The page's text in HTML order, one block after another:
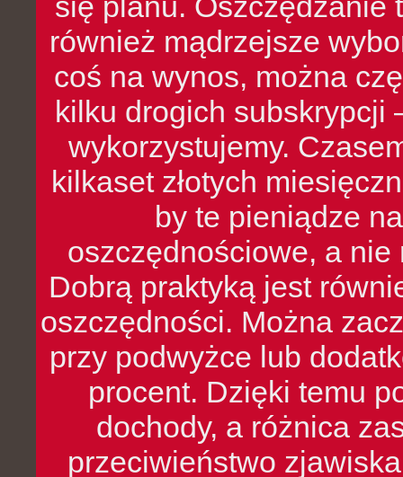
również mądrzejsze
coś na wynos, można
kilku drogich subskrypcji
wykorzystujemy.
kilkaset złotych
by te pieniądze
oszczędnościowe, a nie
Dobrą praktyką jest
oszczędności. Można
przy podwyżce lub
procent. Dzięki temu
dochody, a różnica
przeciwieństwo